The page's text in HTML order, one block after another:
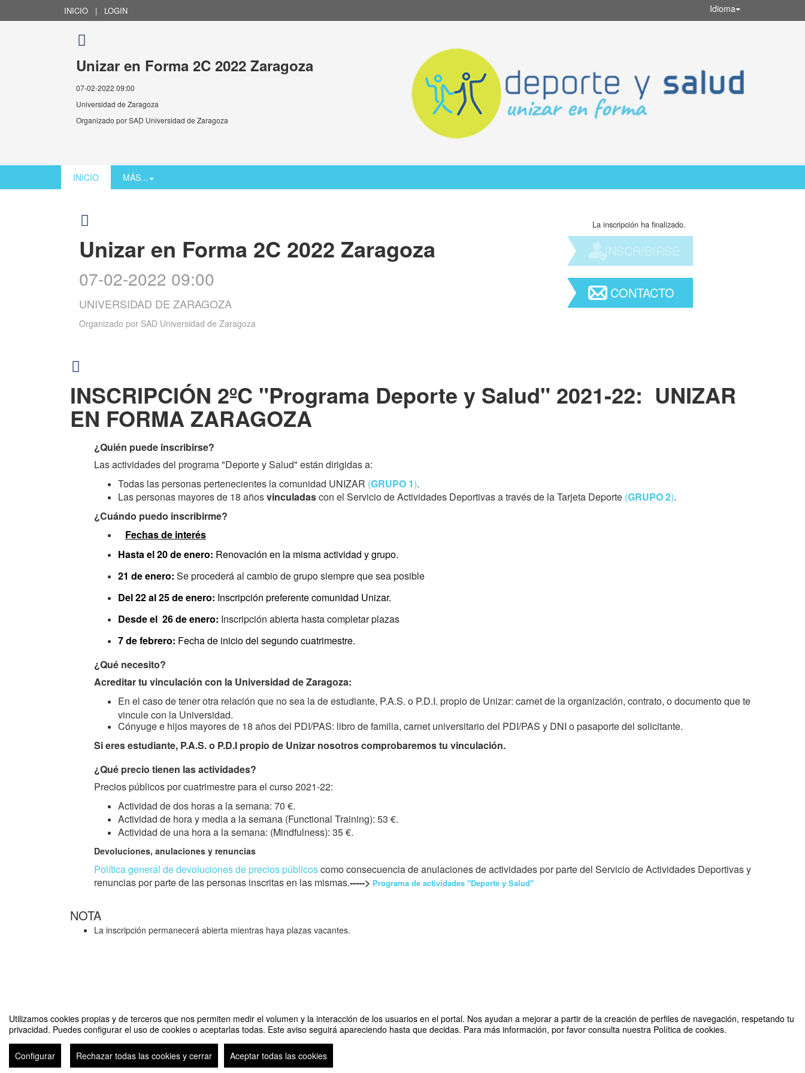
Utilizamos cookies propias y de terceros que nos permiten medir el volumen y la interacción de los usuarios en el portal. Nos ayudan a mejorar a partir de la creación de perfiles de navegación, respetando tu
privacidad. Puedes configurar el uso de cookies o aceptarlas todas. Este aviso seguirá apareciendo hasta que decidas. Para más información, por favor consulta nuestra Política de cookies.
Configurar Rechazar todas las cookies y cerrar Aceptar todas las cookies
INICIO | LOGIN Idioma
Unizar en Forma 2C 2022 Zaragoza
07-02-2022 09:00
Universidad de Zaragoza
Organizado porSAD Universidad de Zaragoza
INICIO MÁS...
Unizar en Forma 2C 2022 Zaragoza
07-02-2022 09:00
UNIVERSIDAD DE ZARAGOZA
Organizado por SAD Universidad de Zaragoza
La inscripción ha finalizado.
INSCRIBIRSE
CONTACTO
INSCRIPCIÓN 2ºC "Programa Deporte y Salud" 2021-22: UNIZAR
EN FORMA ZARAGOZA
¿Quién puede inscribirse?
Las actividades del programa "Deporte y Salud" están dirigidas a:
Todas las personas pertenecientes la comunidad UNIZAR (GRUPO 1).
Las personas mayores de 18 añosvinculadascon el Servicio de Actividades Deportivas a través de la Tarjeta Deporte (GRUPO 2).
¿Cuándo puedo inscribirme?
Fechas de interés
Hasta el 20 de enero: Renovación en la misma actividad y grupo.
21 de enero: Se procederá al cambio de grupo siempre que sea posible
Del 22 al 25 de enero: Inscripción preferente comunidad Unizar.
Desde el 26 de enero: Inscripción abierta hasta completar plazas
7 de febrero: Fecha de inicio del segundo cuatrimestre.
¿Qué necesito?
Acreditar tu vinculación con la Universidad de Zaragoza:
En el caso de tener otra relación que no sea la de estudiante, P.A.S. o P.D.I. propio de Unizar: carnet de la organización, contrato, o documento que te
vincule con la Universidad.
Cónyuge e hijos mayores de 18 años del PDI/PAS: libro de familia, carnet universitario del PDI/PAS y DNI o pasaporte del solicitante.
Si eres estudiante, P.A.S. o P.D.I propio de Unizar nosotros comprobaremos tu vinculación.
¿Qué precio tienen las actividades?
Precios públicos por cuatrimestre para el curso 2021-22:
Actividad de dos horas a la semana: 70 €.
Actividad de hora y media a la semana (Functional Training): 53 €.
Actividad de una hora a la semana: (Mindfulness): 35 €.
Devoluciones, anulaciones y renuncias
Política general de devoluciones de precios públicoscomo consecuencia de anulaciones de actividades por parte del Servicio de Actividades Deportivas y
renuncias por parte de las personas inscritas en las mismas.-----> Programa de actividades "Deporte y Salud"
NOTA
La inscripción permanecerá abierta mientras haya plazas vacantes.
Unizar en Forma 2C 2022 Zaragoza Organizado por SAD Universidad de Zaragoza
Plataforma de organización de eventos Symposium